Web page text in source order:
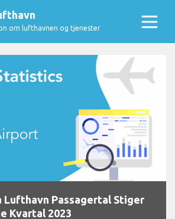
om lufthavnen og tjenester
Lufthavn Passagertal Stiger
Kvartal 2023